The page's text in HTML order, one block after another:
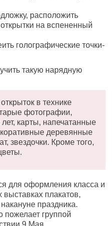
расположить
на вспененный
голографические точки-
такую нарядную
в технике
фотографии,
карты, напечатанные
деревянные
звездочки. Кроме того,
для оформления класса и
плакатов,
праздника.
пожелает группой
9 Мая.